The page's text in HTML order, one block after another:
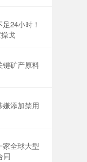
24小时！
戈
键矿产原料
嫌添加禁用
家全球大型
同